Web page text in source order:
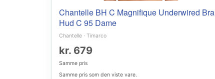
Chantelle BH C Magnifique Underwired Bra
Hud C 95 Dame
Chantelle · Timarco
kr. 679
Samme pris
Samme pris som den viste vare.